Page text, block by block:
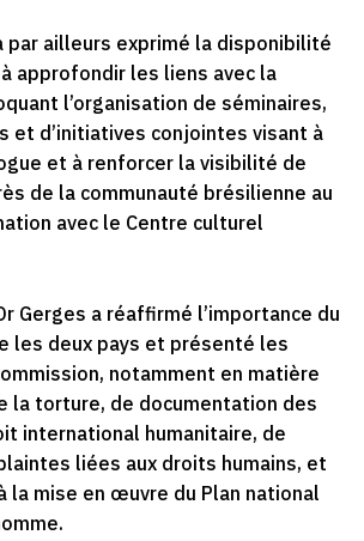
par ailleurs exprimé la disponibilité
approfondir les liens avec la
l’organisation de séminaires,
et d’initiatives conjointes visant à
et à renforcer la visibilité de
de la communauté brésilienne au
avec le Centre culturel
Gerges a réaffirmé l’importance du
les deux pays et présenté les
notamment en matière
la torture, de documentation des
international humanitaire, de
liées aux droits humains, et
la mise en œuvre du Plan national